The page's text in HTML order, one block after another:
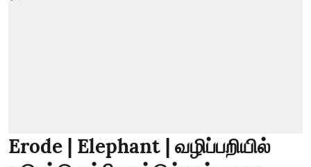
Erode | Elephant | வழிப்பறியில்